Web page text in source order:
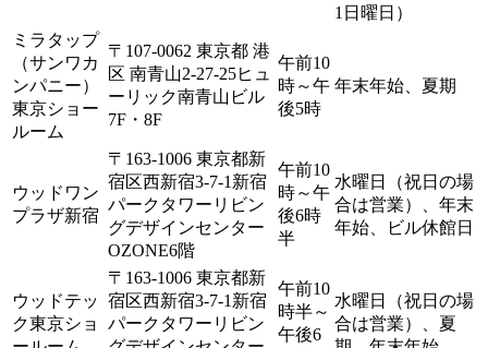
1日曜日）
ミラタップ
（サンワカ
ンパニー）
東京ショー
ルーム
〒107-0062 東京都 港
区 南青山2-27-25ヒュ
ーリック南青山ビル
7F・8F
午前10
時～午
後5時
年末年始、夏期
ウッドワン
プラザ新宿
〒163-1006 東京都新
宿区西新宿3-7-1新宿
パークタワーリビン
グデザインセンター
OZONE6階
午前10
時～午
後6時
半
水曜日（祝日の場
合は営業）、年末
年始、ビル休館日
ウッドテッ
ク東京ショ
〒163-1006 東京都新
宿区西新宿3-7-1新宿
パークタワーリビン
午前10
時半～
午後6
水曜日（祝日の場
合は営業）、夏